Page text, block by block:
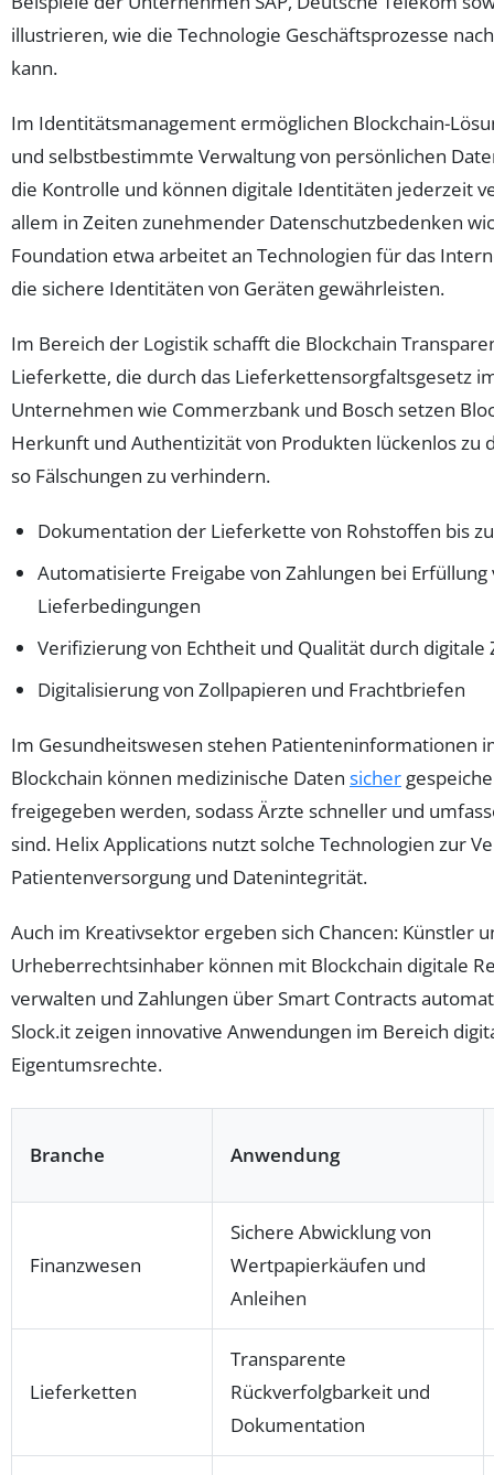
illustrieren, wie die Technologie Geschäftsprozesse
kann.
Im Identitätsmanagement ermöglichen Blockchain-
und selbstbestimmte Verwaltung von persönlichen
die Kontrolle und können digitale Identitäten jederzeit
allem in Zeiten zunehmender Datenschutzbedenken
Foundation etwa arbeitet an Technologien für das
die sichere Identitäten von Geräten gewährleisten.
Im Bereich der Logistik schafft die Blockchain
Lieferkette, die durch das Lieferkettensorgfaltsgesetz
Unternehmen wie Commerzbank und Bosch setzen
Herkunft und Authentizität von Produkten lückenlos zu
so Fälschungen zu verhindern.
Dokumentation der Lieferkette von Rohstoffen bis
Automatisierte Freigabe von Zahlungen bei Erfüllung
Lieferbedingungen
Verifizierung von Echtheit und Qualität durch
Digitalisierung von Zollpapieren und Frachtbriefen
Im Gesundheitswesen stehen Patienteninformationen
Blockchain können medizinische Daten sicher
freigegeben werden, sodass Ärzte schneller und
sind. Helix Applications nutzt solche Technologien zur
Patientenversorgung und Datenintegrität.
Auch im Kreativsektor ergeben sich Chancen: Künstler
Urheberrechtsinhaber können mit Blockchain digitale
verwalten und Zahlungen über Smart Contracts
Slock.it zeigen innovative Anwendungen im Bereich
Eigentumsrechte.
Branche Anwendung
Finanzwesen
Sichere Abwicklung von
Wertpapierkäufen und
Anleihen
Lieferketten
Transparente
Rückverfolgbarkeit und
Dokumentation